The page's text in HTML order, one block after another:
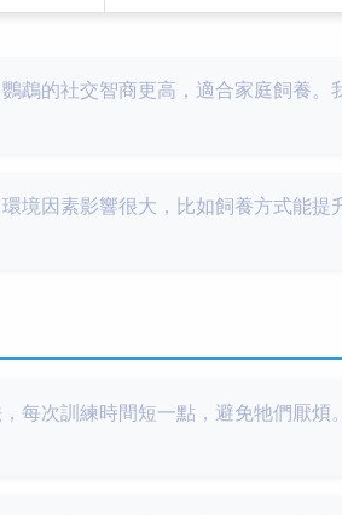
鵡的社交智商更高，適合家庭飼養。
境因素影響很大，比如飼養方式能提
每次訓練時間短一點，避免牠們厭煩